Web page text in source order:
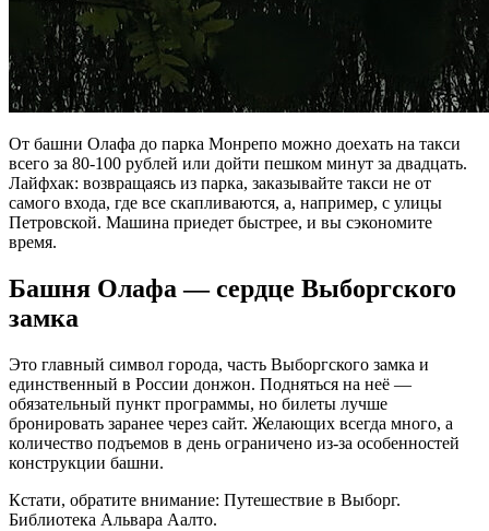
От башни Олафа до парка Монрепо можно доехать на такси
всего за 80-100 рублей или дойти пешком минут за двадцать.
Лайфхак: возвращаясь из парка, заказывайте такси не от
самого входа, где все скапливаются, а, например, с улицы
Петровской. Машина приедет быстрее, и вы сэкономите
время.
Башня Олафа — сердце Выборгского
замка
Это главный символ города, часть Выборгского замка и
единственный в России донжон. Подняться на неё —
обязательный пункт программы, но билеты лучше
бронировать заранее через сайт. Желающих всегда много, а
количество подъемов в день ограничено из-за особенностей
конструкции башни.
Кстати, обратите внимание: Путешествие в Выборг.
Библиотека Альвара Аалто.